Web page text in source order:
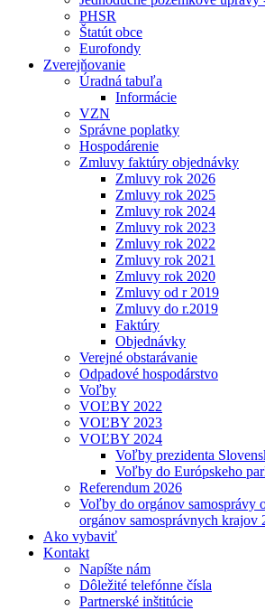
PHSR
Štatút obce
Eurofondy
Zverejňovanie
Úradná tabuľa
Informácie
VZN
Správne poplatky
Hospodárenie
Zmluvy faktúry objednávky
Zmluvy rok 2026
Zmluvy rok 2025
Zmluvy rok 2024
Zmluvy rok 2023
Zmluvy rok 2022
Zmluvy rok 2021
Zmluvy rok 2020
Zmluvy od r 2019
Zmluvy do r.2019
Faktúry
Objednávky
Verejné obstarávanie
Odpadové hospodárstvo
Voľby
VOĽBY 2022
VOĽBY 2023
VOĽBY 2024
Voľby prezidenta
Voľby do Európskeho
Referendum 2026
Voľby do orgánov samosprávy
orgánov samosprávnych krajov
Ako vybaviť
Kontakt
Napíšte nám
Dôležité telefónne čísla
Partnerské inštitúcie